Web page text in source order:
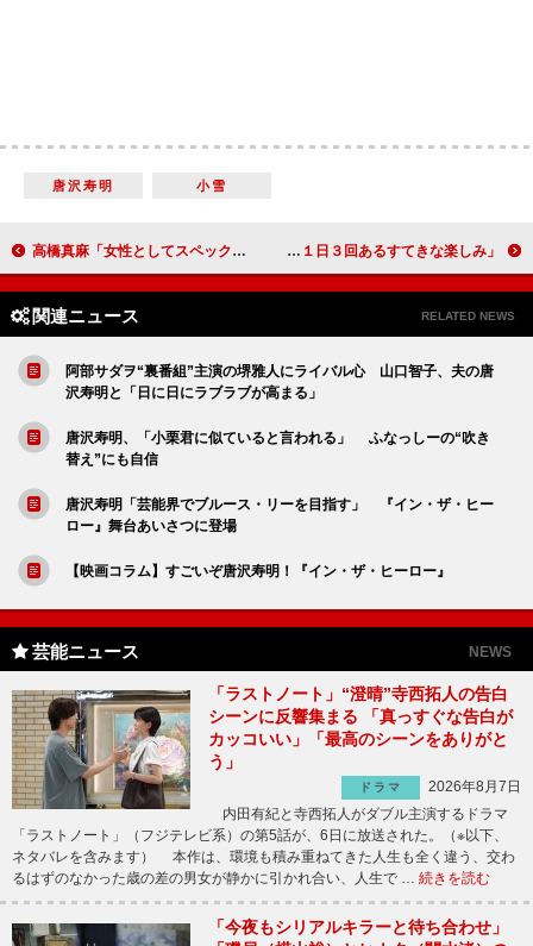
唐沢寿明 小雪
高橋真麻「女性としてスペックがどんどん下がっていく」 「両親がスタンダードになっている私は不幸」 杏「夫は何でもおいしく食べてくれる」 「食事は１日３回あるすてきな楽しみ」
関連ニュース RELATED NEWS
阿部サダヲ“裏番組”主演の堺雅人にライバル心 山口智子、夫の唐
沢寿明と「日に日にラブラブが高まる」
唐沢寿明、「小栗君に似ていると言われる」 ふなっしーの“吹き
替え”にも自信
唐沢寿明「芸能界でブルース・リーを目指す」 『イン・ザ・ヒー
ロー』舞台あいさつに登場
【映画コラム】すごいぞ唐沢寿明！『イン・ザ・ヒーロー』
芸能ニュース NEWS
「ラストノート」“澄晴”寺西拓人の告白
シーンに反響集まる 「真っすぐな告白が
カッコいい」「最高のシーンをありがと
う」
ドラマ
2026年8月7日
内田有紀と寺西拓人がダブル主演するドラマ
「ラストノート」（フジテレビ系）の第5話が、6日に放送された。（※以下、
ネタバレを含みます） 本作は、環境も積み重ねてきた人生も全く違う、交わ
るはずのなかった歳の差の男女が静かに引かれ合い、人生で … 続きを読む
「今夜もシリアルキラーと待ち合わせ」